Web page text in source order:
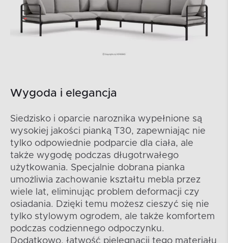
Wygoda i elegancja
Siedzisko i oparcie naroznika wypełnione są
wysokiej jakości pianką T30, zapewniając nie
tylko odpowiednie podparcie dla ciała, ale
także wygodę podczas długotrwałego
użytkowania. Specjalnie dobrana pianka
umożliwia zachowanie kształtu mebla przez
wiele lat, eliminując problem deformacji czy
osiadania. Dzięki temu możesz cieszyć się nie
tylko stylowym ogrodem, ale także komfortem
podczas codziennego odpoczynku.
Dodatkowo, łatwość pielęgnacji tego materiału